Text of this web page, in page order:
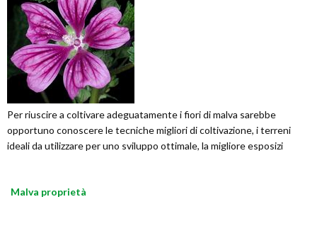
Per riuscire a coltivare adeguatamente i fiori di malva sarebbe
opportuno conoscere le tecniche migliori di coltivazione, i terreni
ideali da utilizzare per uno sviluppo ottimale, la migliore esposizi
Malva proprietà